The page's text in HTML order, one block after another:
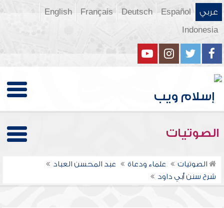
عربي Español
Deutsch
Français
English
Indonesia
الصوتيات
الصوتيات علماء ودعاة
عبد المحسن العباد
شرح سنن أبي داود